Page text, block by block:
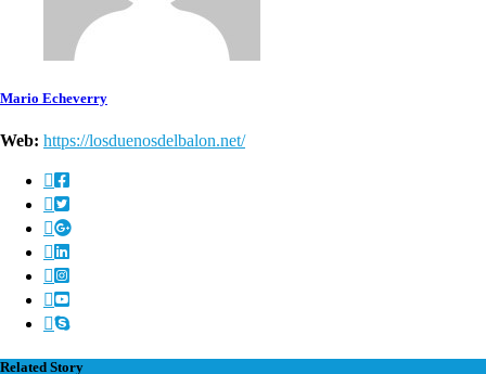
Mario Echeverry
Web: https://losduenosdelbalon.net/
Related Story